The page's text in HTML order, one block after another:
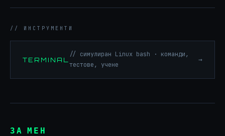
// ИНСТРУМЕНТИ
TERMINAL
// симулиран Linux bash · команди,
тестове, учене
→
ЗА МЕН